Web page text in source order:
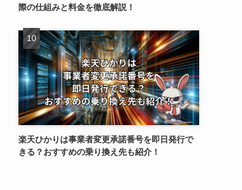
際の仕組みと料金を徹底解説！
楽天ひかりは事業者変更承諾番号を即日発行で
きる？おすすめの乗り換え先も紹介！